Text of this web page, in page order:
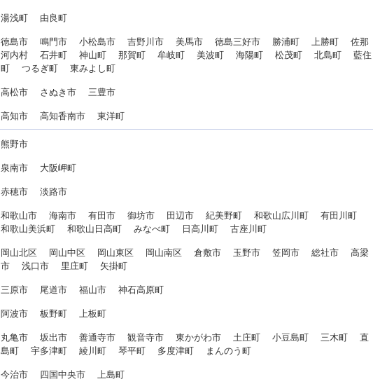
湯浅町 由良町
徳島市 鳴門市 小松島市 吉野川市 美馬市 徳島三好市 勝浦町 上勝町 佐那
河内村 石井町 神山町 那賀町 牟岐町 美波町 海陽町 松茂町 北島町 藍住
町 つるぎ町 東みよし町
高松市 さぬき市 三豊市
高知市 高知香南市 東洋町
熊野市
泉南市 大阪岬町
赤穂市 淡路市
和歌山市 海南市 有田市 御坊市 田辺市 紀美野町 和歌山広川町 有田川町
和歌山美浜町 和歌山日高町 みなべ町 日高川町 古座川町
岡山北区 岡山中区 岡山東区 岡山南区 倉敷市 玉野市 笠岡市 総社市 高梁
市 浅口市 里庄町 矢掛町
三原市 尾道市 福山市 神石高原町
阿波市 板野町 上板町
丸亀市 坂出市 善通寺市 観音寺市 東かがわ市 土庄町 小豆島町 三木町 直
島町 宇多津町 綾川町 琴平町 多度津町 まんのう町
今治市 四国中央市 上島町